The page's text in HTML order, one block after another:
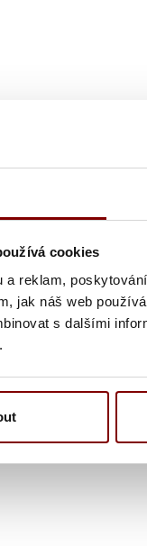
cookies
a reklam,
jak náš web
s dalšími